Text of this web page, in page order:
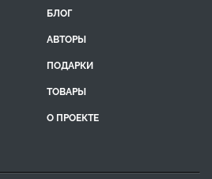
БЛОГ
АВТОРЫ
ПОДАРКИ
ТОВАРЫ
О ПРОЕКТЕ